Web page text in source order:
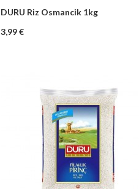
DURU Riz Osmancik 1kg
Prix
3,99 €
– + Ajouter au panier